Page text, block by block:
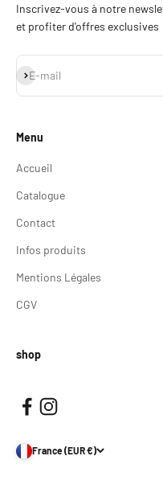
Inscrivez-vous à notre
et profiter d'offres exclusives
E-mail
S'inscrire
Menu
Accueil
Catalogue
Contact
Infos produits
Mentions Légales
CGV
shop
France (EUR €)